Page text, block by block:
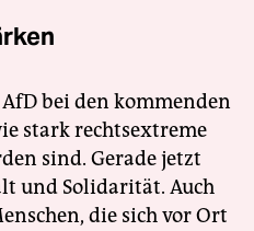
bei den kommenden
stark rechtsextreme
sind. Gerade jetzt
und Solidarität. Auch
die sich vor Ort